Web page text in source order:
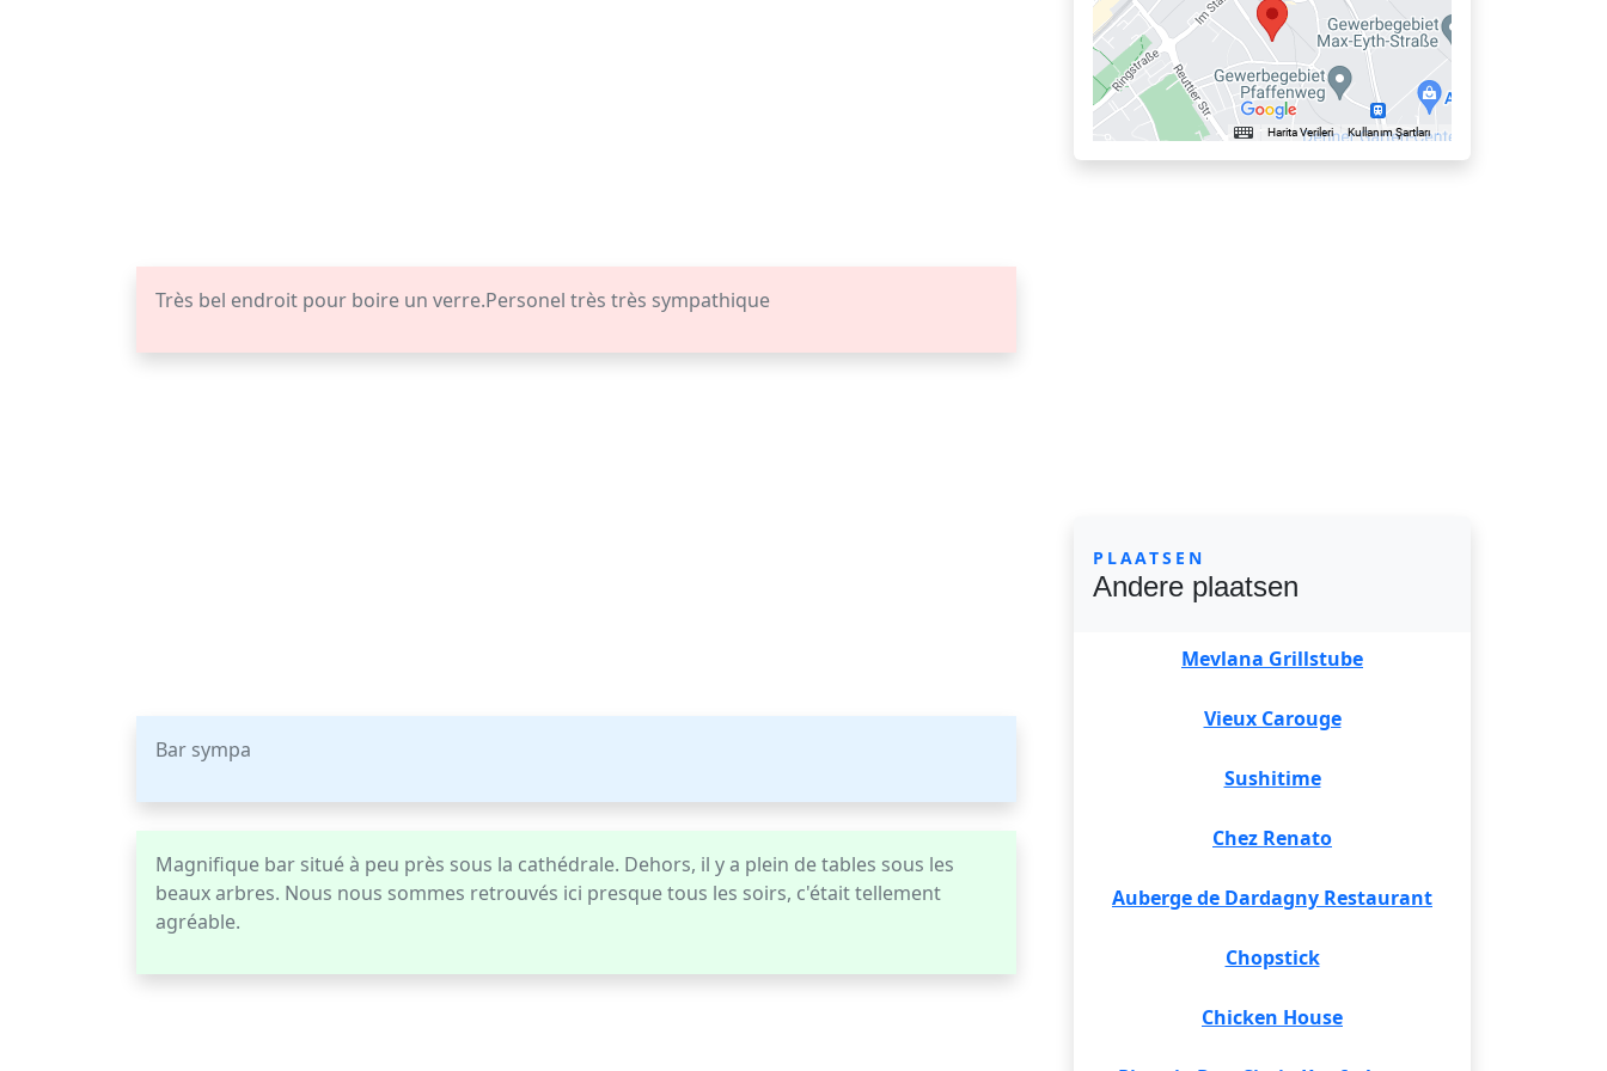
Très bel endroit pour boire un verre.Personel très très sympathique
Bar sympa
Magnifique bar situé à peu près sous la cathédrale. Dehors, il y a plein de tables sous les
beaux arbres. Nous nous sommes retrouvés ici presque tous les soirs, c'était tellement
agréable.
PLAATSEN
Andere plaatsen
Mevlana Grillstube
Vieux Carouge
Sushitime
Chez Renato
Auberge de Dardagny Restaurant
Chopstick
Chicken House